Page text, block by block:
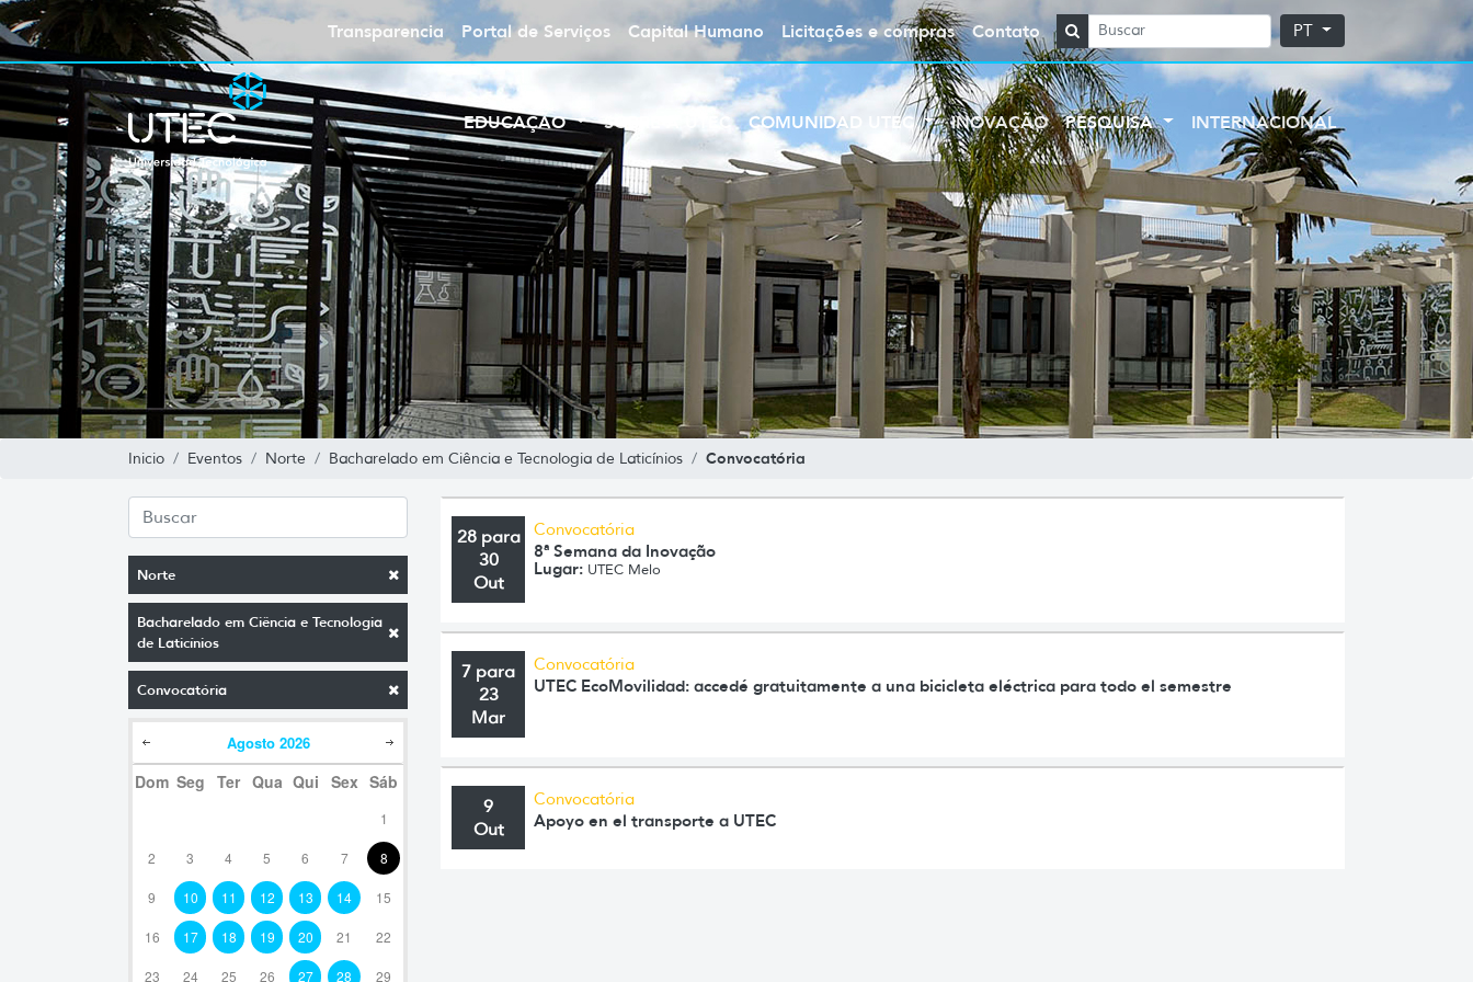
Transparencia Portal de Serviços Capital Humano Licitações e compras Contato PT
EDUCAÇÃO SOBRE A UTEC COMUNIDAD UTEC INOVAÇÃO PESQUISA INTERNACIONAL
Inicio Eventos Norte Bacharelado em Ciência e Tecnologia de Laticínios Convocatória
Norte
Bacharelado em Ciência e Tecnologia
de Laticínios
Convocatória
Agosto 2026
Dom Seg Ter Qua Qui Sex Sáb
1
2 3 4 5 6 7 8
9 10 11 12 13 14 15
16 17 18 19 20 21 22
23 24 25 26 27 28 29
28 para
30
Out
Convocatória
8ª Semana da Inovação
Lugar: UTEC Melo
7 para
23
Mar
Convocatória
UTEC EcoMovilidad: accedé gratuitamente a una bicicleta eléctrica para todo el semestre
9
Out
Convocatória
Apoyo en el transporte a UTEC